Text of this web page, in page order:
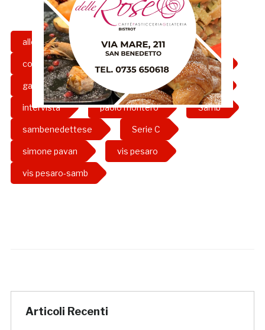
allenatore atalanta calcio
compagni di squadra conferenza stampa
gazzetta rossoblu girone b grb
intervista paolo montero Samb
sambenedettese Serie C
simone pavan vis pesaro
vis pesaro-samb
Articoli Recenti